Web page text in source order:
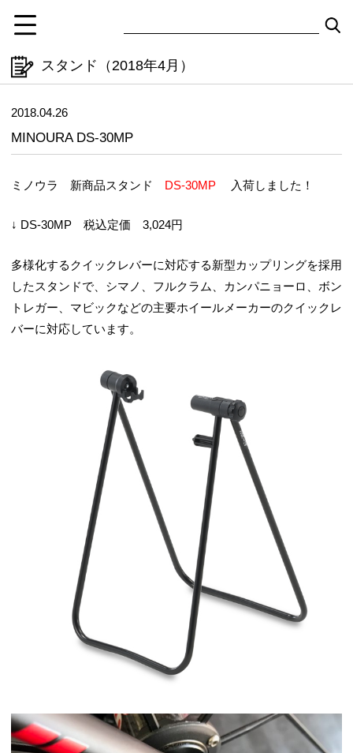
スタンド（2018年4月）
2018.04.26
MINOURA DS-30MP
ミノウラ 新商品スタンド DS-30MP 入荷しました！
↓ DS-30MP 税込定価 3,024円
多様化するクイックレバーに対応する新型カップリングを採用
したスタンドで、シマノ、フルクラム、カンパニョーロ、ボン
トレガー、マビックなどの主要ホイールメーカーのクイックレ
バーに対応しています。